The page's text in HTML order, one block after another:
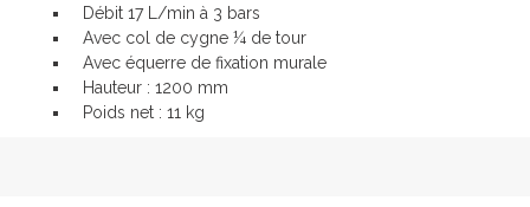
Débit 17 L/min à 3 bars
Avec col de cygne ¼ de tour
Avec équerre de fixation murale
Hauteur : 1200 mm
Poids net : 11 kg